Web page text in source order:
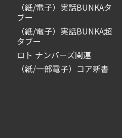
（紙/電子）実話BUNKAタ
ブー
（紙/電子）実話BUNKA超
タブー
ロト ナンバーズ関連
（紙/一部電子）コア新書